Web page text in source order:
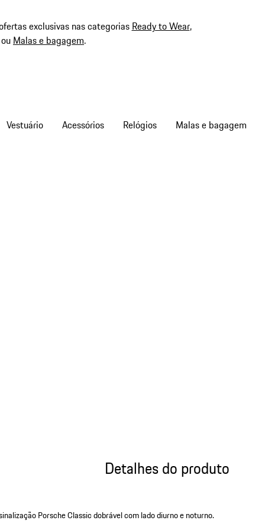
exclusivas nas categorias Ready to Wear,
ou Malas e bagagem.
Vestuário Acessórios Relógios Malas e bagagem
Detalhes do produto
Porsche Classic dobrável com lado diurno e noturno.